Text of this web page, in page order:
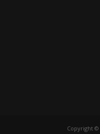
Copyright ©